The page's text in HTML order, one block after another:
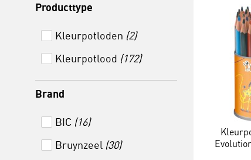
Producttype
Kleurpotloden (2)
Kleurpotlood (172)
Brand
BIC (16)
Bruynzeel (30)